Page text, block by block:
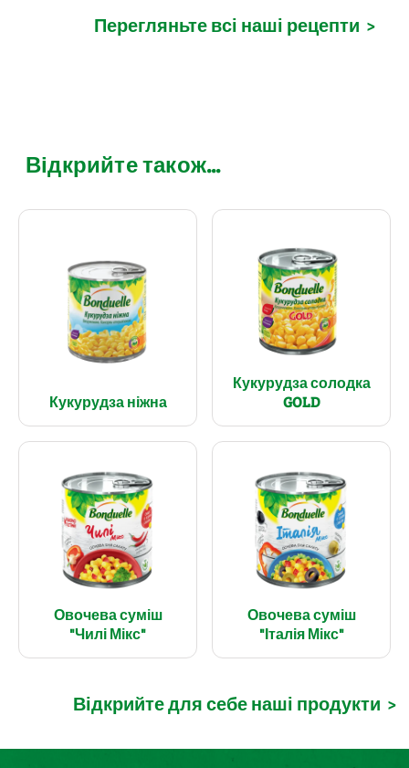
Перегляньте всі наші рецепти >
Відкрийте також...
Кукурудза ніжна
Кукурудза солодка
GOLD
Овочева суміш
"Чилі Мікс"
Овочева суміш
"Італія Мікс"
Відкрийте для себе наші продукти >